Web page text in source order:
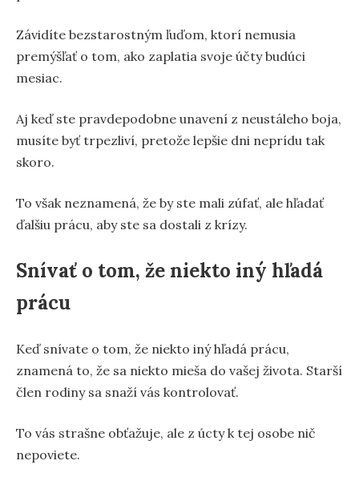
Závidíte bezstarostným ľuďom, ktorí nemusia
premýšľať o tom, ako zaplatia svoje účty budúci
mesiac.
Aj keď ste pravdepodobne unavení z neustáleho boja,
musíte byť trpezliví, pretože lepšie dni neprídu tak
skoro.
To však neznamená, že by ste mali zúfať, ale hľadať
ďalšiu prácu, aby ste sa dostali z krízy.
Snívať o tom, že niekto iný hľadá
prácu
Keď snívate o tom, že niekto iný hľadá prácu,
znamená to, že sa niekto mieša do vašej života. Starší
člen rodiny sa snaží vás kontrolovať.
To vás strašne obťažuje, ale z úcty k tej osobe nič
nepoviete.